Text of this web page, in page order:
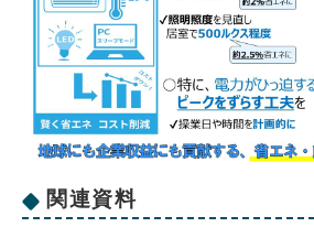
関連資料